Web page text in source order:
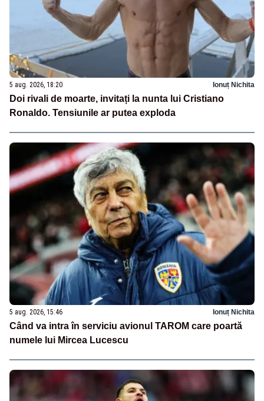
5 aug. 2026, 18:20 Ionuț Nichita
Doi rivali de moarte, invitați la nunta lui Cristiano
Ronaldo. Tensiunile ar putea exploda
5 aug. 2026, 15:46 Ionuț Nichita
Când va intra în serviciu avionul TAROM care poartă
numele lui Mircea Lucescu